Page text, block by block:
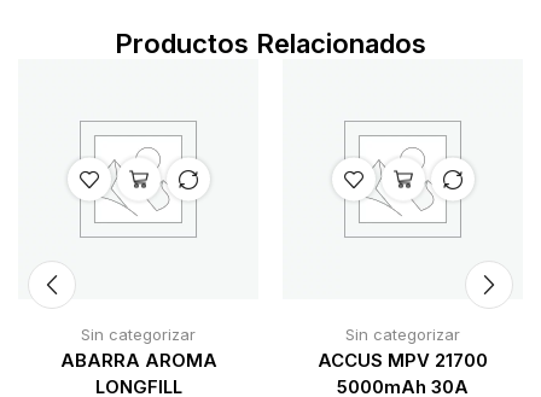
Productos Relacionados
Sin categorizar
ABARRA AROMA
LONGFILL
Sin categorizar
ACCUS MPV 21700
5000mAh 30A